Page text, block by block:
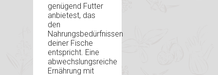
genügend Futter
anbietest, das
den
Nahrungsbedürfnissen
deiner Fische
entspricht. Eine
abwechslungsreiche
Ernährung mit